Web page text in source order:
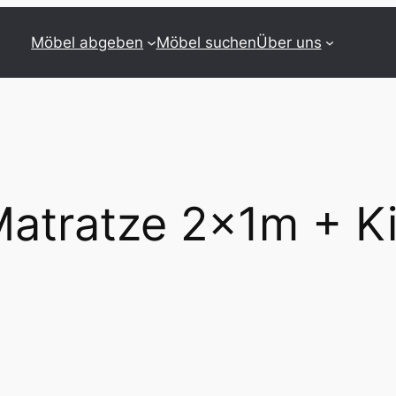
Möbel abgeben Möbel suchenÜber uns
2x1m +